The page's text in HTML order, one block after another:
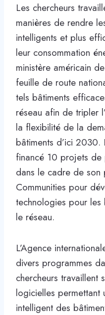
Les chercheurs
manières de rendre
intelligents et plus
leur consommation
ministère américain
feuille de route
tels bâtiments
réseau afin de tripler
la flexibilité de la
bâtiments d’ici
financé 10 projets de
dans le cadre de son
Communities pour
technologies pour les
le réseau.
L’Agence
divers programmes
chercheurs travaillent
logicielles permettant
intelligent des